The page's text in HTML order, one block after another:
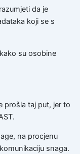
da je
koji se s
su osobine
prošla taj put, jer to
na procjenu
snaga.